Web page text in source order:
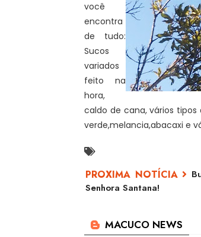
você
encontra
de tudo:
Sucos
variados
feito na
hora,
caldo de cana, vários tipos
verde,melancia,abacaxi e
Senhora Santana!